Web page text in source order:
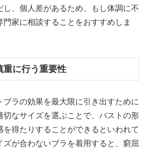
し、個人差があるため、もし体調に不
家に相談することをおすすめしま
重に行う重要性
ブラの効果を最大限に引き出すために
切なサイズを選ぶことで、バストの形
を得たりすることができるといわれて
ズが合わないブラを着用すると、窮屈